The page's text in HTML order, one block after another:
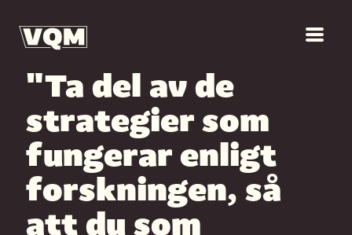
"Ta del av de
strategier som
fungerar enligt
forskningen, så
att du som